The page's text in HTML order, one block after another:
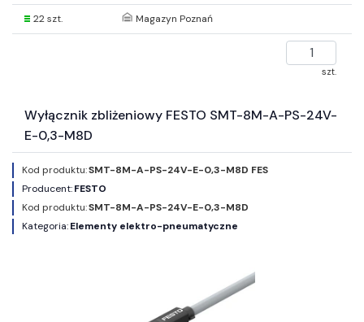
22 szt. Magazyn Poznań
szt.
Wyłącznik zbliżeniowy FESTO SMT-8M-A-PS-24V-
E-0,3-M8D
Kod produktu:SMT-8M-A-PS-24V-E-0,3-M8D FES
Producent:FESTO
Kod produktu:SMT-8M-A-PS-24V-E-0,3-M8D
Kategoria:Elementy elektro-pneumatyczne